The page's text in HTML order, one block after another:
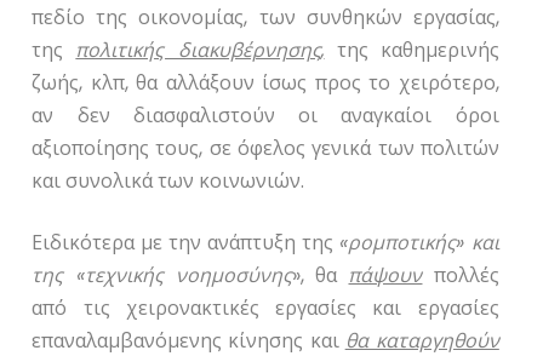
πεδίο της οικονομίας, των συνθηκών εργασίας,
της πολιτικής διακυβέρνησης, της καθημερινής
ζωής, κλπ, θα αλλάξουν ίσως προς το χειρότερο,
αν δεν διασφαλιστούν οι αναγκαίοι όροι
αξιοποίησης τους, σε όφελος γενικά των πολιτών
και συνολικά των κοινωνιών.
Ειδικότερα με την ανάπτυξη της «ρομποτικής» και
της «τεχνικής νοημοσύνης», θα πάψουνπολλές
από τις χειρονακτικές εργασίες και εργασίες
επαναλαμβανόμενης κίνησης και θα καταργηθούν